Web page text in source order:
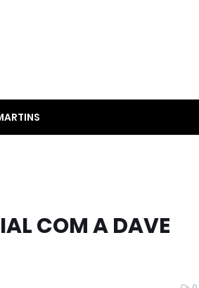
COM A DAVE